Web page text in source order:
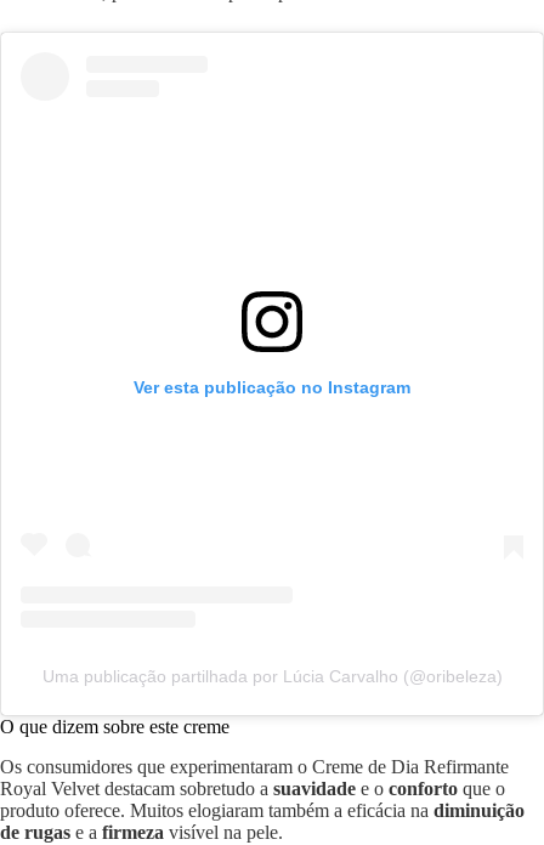
Ver esta publicação no Instagram
Uma publicação partilhada por Lúcia Carvalho (@oribeleza)
O que dizem sobre este creme
Os consumidores que experimentaram o Creme de Dia Refirmante
Royal Velvet destacam sobretudo a suavidade e o conforto que o
produto oferece. Muitos elogiaram também a eficácia na diminuição
de rugas e a firmeza visível na pele.